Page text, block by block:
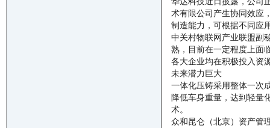
术有限公司产生协同效应
制造能力，可根据不同应
中关村物联网产业联盟副
熟，目前在一定程度上面
各大企业均在积极投入资
未来潜力巨大
一体化压铸采用整体一次
降低车身重量，达到轻量
术。
众和昆仑（北京）资产管